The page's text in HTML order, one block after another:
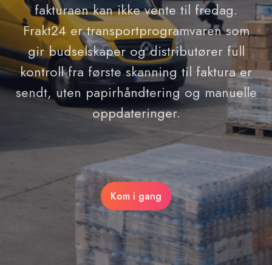
fakturaen kan ikke vente til fredag.
Frakt24 er transportprogramvaren som
gir budselskaper og distributører full
kontroll fra første skanning til faktura er
sendt, uten papirhåndtering og manuelle
oppdateringer.
Kom i gang